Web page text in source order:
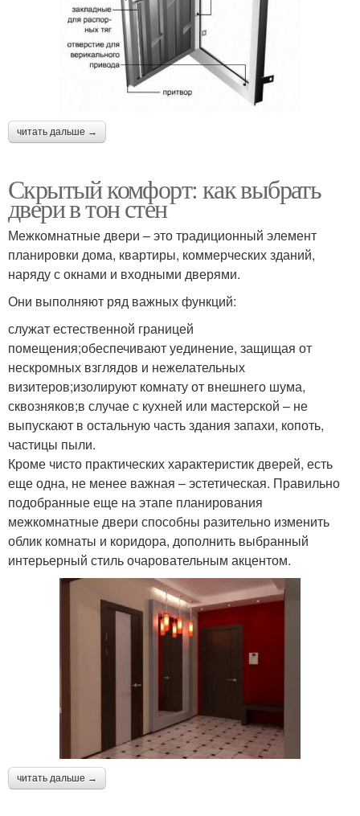
читать дальше →
Скрытый комфорт: как выбрать
двери в тон стен
Межкомнатные двери – это традиционный элемент
планировки дома, квартиры, коммерческих зданий,
наряду с окнами и входными дверями.
Они выполняют ряд важных функций:
служат естественной границей
помещения;обеспечивают уединение, защищая от
нескромных взглядов и нежелательных
визитеров;изолируют комнату от внешнего шума,
сквозняков;в случае с кухней или мастерской – не
выпускают в остальную часть здания запахи, копоть,
частицы пыли.
Кроме чисто практических характеристик дверей, есть
еще одна, не менее важная – эстетическая. Правильно
подобранные еще на этапе планирования
межкомнатные двери способны разительно изменить
облик комнаты и коридора, дополнить выбранный
интерьерный стиль очаровательным акцентом.
читать дальше →